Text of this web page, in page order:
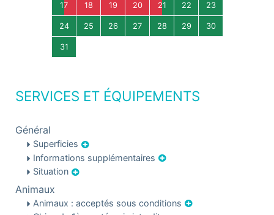
17 18 19 20 21 22 23
24 25 26 27 28 29 30
31
SERVICES ET ÉQUIPEMENTS
Général
Superficies
Informations supplémentaires
Situation
Animaux
Animaux : acceptés sous conditions